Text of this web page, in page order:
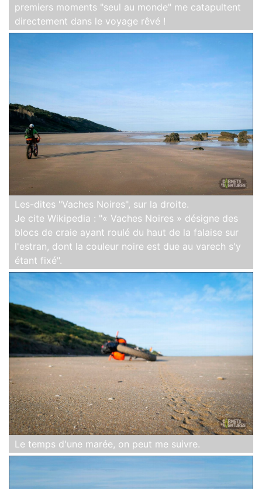
premiers moments "seul au monde" me catapultent
directement dans le voyage rêvé !
Les-dites "Vaches Noires", sur la droite.
Je cite Wikipedia : "« Vaches Noires » désigne des
blocs de craie ayant roulé du haut de la falaise sur
l'estran, dont la couleur noire est due au varech s'y
étant fixé".
Le temps d'une marée, on peut me suivre.